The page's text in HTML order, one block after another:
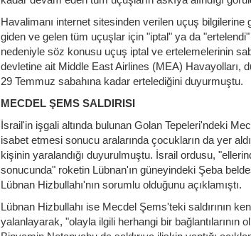
Havalimanı internet sitesinden verilen uçuş bilgilerine
giden ve gelen tüm uçuşlar için "iptal" ya da "ertelendi"
nedeniyle söz konusu uçuş iptal ve ertelemelerinin
devletine ait Middle East Airlines (MEA) Havayolları,
29 Temmuz sabahına kadar ertelediğini duyurmuştu.
MECDEL ŞEMS SALDIRISI
İsrail'in işgali altında bulunan Golan Tepeleri'ndeki
isabet etmesi sonucu aralarında çocukların da yer
kişinin yaralandığı duyurulmuştu. İsrail ordusu,
sonucunda" roketin Lübnan'ın güneyindeki Şeba
Lübnan Hizbullahı'nın sorumlu olduğunu açıklamıştı.
Lübnan Hizbullahı ise Mecdel Şems'teki saldırının
yalanlayarak, "olayla ilgili herhangi bir bağlantılarının